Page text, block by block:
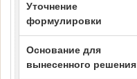
Уточнение
формулировки
Основание для
вынесенного решения